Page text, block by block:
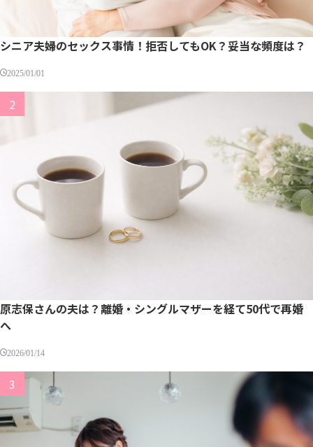
シニア夫婦のセックス事情！拒否してもOK？妥当な頻度は？
2025/01/01
原志保さんの夫は？離婚・シングルマザーを経て50代で再婚
へ
2026/01/14